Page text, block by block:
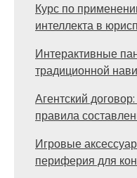
Курс по
интеллекта в
Интерактивные
традиционной
Агентский
правила
Игровые
периферия для